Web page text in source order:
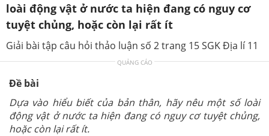
loài động vật ở nước ta hiện đang có nguy cơ
tuyệt chủng, hoặc còn lại rất ít
Giải bài tập câu hỏi thảo luận số 2 trang 15 SGK Địa lí 11
QUẢNG CÁO
Đề bài
Dựa vào hiểu biết của bản thân, hãy nêu một số loài
động vật ở nước ta hiện đang có nguy cơ tuyệt chủng,
hoặc còn lại rất ít.